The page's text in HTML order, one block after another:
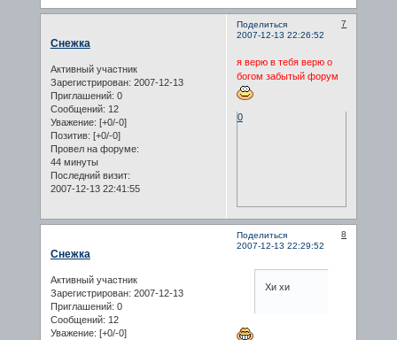
Поделиться
7
2007-12-13 22:26:52
Снежка
Активный участник
Зарегистрирован: 2007-12-13
Приглашений: 0
Сообщений: 12
Уважение: [+0/-0]
Позитив: [+0/-0]
Провел на форуме:
44 минуты
Последний визит:
2007-12-13 22:41:55
я верю в тебя верю о
богом забытый форум
0
Поделиться
8
2007-12-13 22:29:52
Снежка
Активный участник
Зарегистрирован: 2007-12-13
Приглашений: 0
Сообщений: 12
Уважение: [+0/-0]
Хи хи